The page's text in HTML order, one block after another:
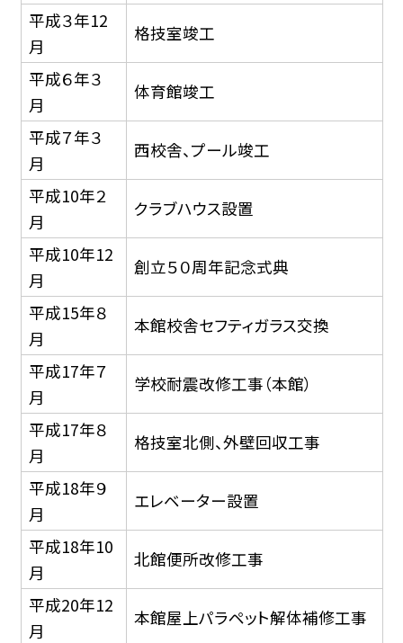
平成３年12
月
格技室竣工
平成６年３
月
体育館竣工
平成７年３
月
西校舎、プール竣工
平成10年２
月
クラブハウス設置
平成10年12
月
創立５０周年記念式典
平成15年８
月
本館校舎セフティガラス交換
平成17年７
月
学校耐震改修工事（本館）
平成17年８
月
格技室北側、外壁回収工事
平成18年９
月
エレベーター設置
平成18年10
月
北館便所改修工事
平成20年12
月
本館屋上パラペット解体補修工事